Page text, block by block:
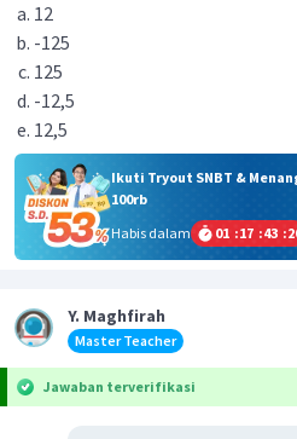
12
-125
125
-12,5
12,5
Ikuti Tryout SNBT &
100rb
Habis dalam
01 :17 :43 :
Y. Maghfirah
Master Teacher
Jawaban terverifikasi